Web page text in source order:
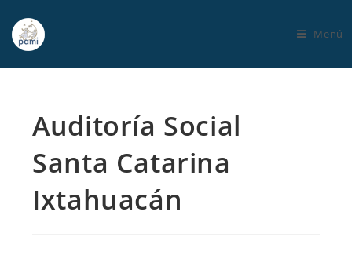
Menú
Auditoría Social
Santa Catarina
Ixtahuacán